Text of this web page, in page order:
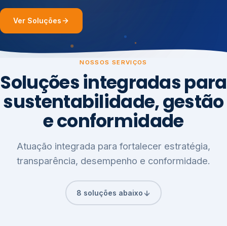
Ver Soluções
NOSSOS SERVIÇOS
Soluções integradas para
sustentabilidade, gestão
e conformidade
Atuação integrada para fortalecer estratégia,
transparência, desempenho e conformidade.
8 soluções abaixo